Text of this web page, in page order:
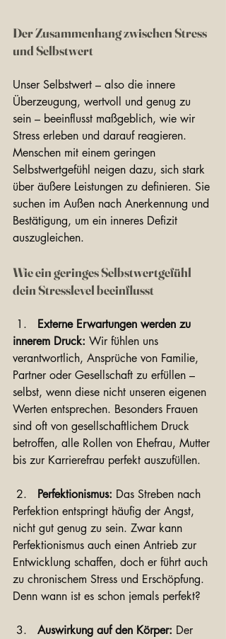
Der Zusammenhang zwischen Stress
und Selbstwert
Unser Selbstwert – also die innere
Überzeugung, wertvoll und genug zu
sein – beeinflusst maßgeblich, wie wir
Stress erleben und darauf reagieren.
Menschen mit einem geringen
Selbstwertgefühl neigen dazu, sich stark
über äußere Leistungen zu definieren. Sie
suchen im Außen nach Anerkennung und
Bestätigung, um ein inneres Defizit
auszugleichen.
Wie ein geringes Selbstwertgefühl
dein Stresslevel beeinflusst
1. Externe Erwartungen werden zu
innerem Druck: Wir fühlen uns
verantwortlich, Ansprüche von Familie,
Partner oder Gesellschaft zu erfüllen –
selbst, wenn diese nicht unseren eigenen
Werten entsprechen. Besonders Frauen
sind oft von gesellschaftlichem Druck
betroffen, alle Rollen von Ehefrau, Mutter
bis zur Karrierefrau perfekt auszufüllen.
2. Perfektionismus: Das Streben nach
Perfektion entspringt häufig der Angst,
nicht gut genug zu sein. Zwar kann
Perfektionismus auch einen Antrieb zur
Entwicklung schaffen, doch er führt auch
zu chronischem Stress und Erschöpfung.
Denn wann ist es schon jemals perfekt?
3. Auswirkung auf den Körper: Der